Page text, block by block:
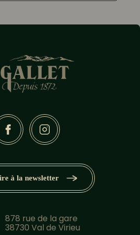
878 rue de la gare
38730 Val de Virieu
à la newsletter